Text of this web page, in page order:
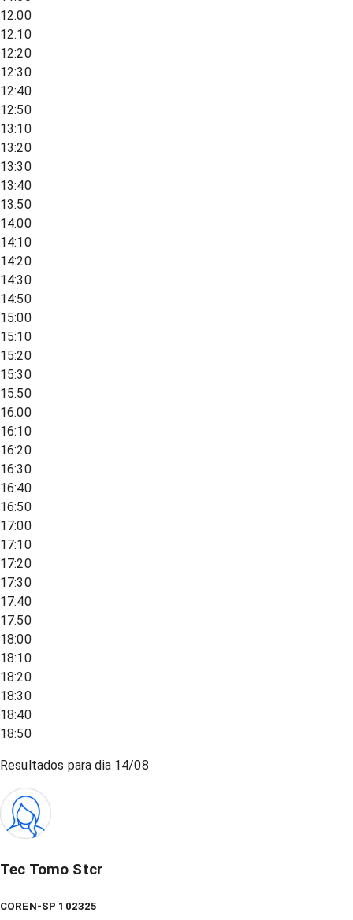
12:00
12:10
12:20
12:30
12:40
12:50
13:10
13:20
13:30
13:40
13:50
14:00
14:10
14:20
14:30
14:50
15:00
15:10
15:20
15:30
15:50
16:00
16:10
16:20
16:30
16:40
16:50
17:00
17:10
17:20
17:30
17:40
17:50
18:00
18:10
18:20
18:30
18:40
18:50
Resultados para dia 14/08
Tec Tomo Stcr
COREN-SP 102325